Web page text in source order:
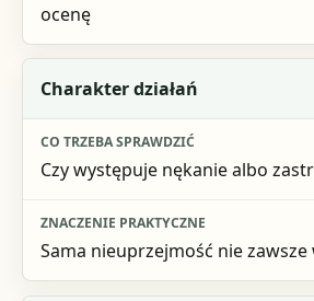
ocenę
Charakter działań
Czy występuje nękanie albo
Sama nieuprzejmość nie zawsze